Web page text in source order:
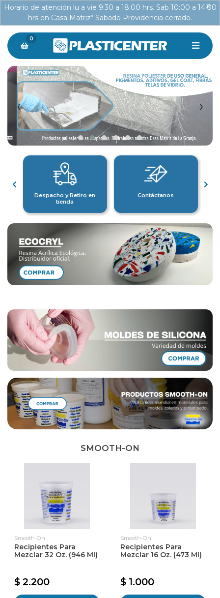
Horario de atención lu a vie 9:30 a 18:00 hrs. Sab 10:00 a 14:00
hrs en Casa Matriz* Sabado Providencia cerrado.
×
0
‹ ›
Despacho y Retiro en
tienda
Contáctanos
SMOOTH-ON
Smooth-On
Recipientes Para
Mezclar 32 Oz. (946 Ml)
$ 2.200
Smooth-On
Recipientes Para
Mezclar 16 Oz. (473 Ml)
$ 1.000